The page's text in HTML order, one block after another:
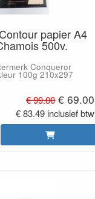
papier A4
500v.
Conqueror
100g 210x297
€ 99.00 € 69.00
€ 83.49 inclusief btw